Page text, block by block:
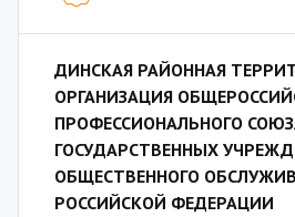
ДИНСКАЯ РАЙОННАЯ
ОРГАНИЗАЦИЯ
ПРОФЕССИОНАЛЬНОГО
ГОСУДАРСТВЕННЫХ
ОБЩЕСТВЕННОГО
РОССИЙСКОЙ ФЕДЕРАЦИИ